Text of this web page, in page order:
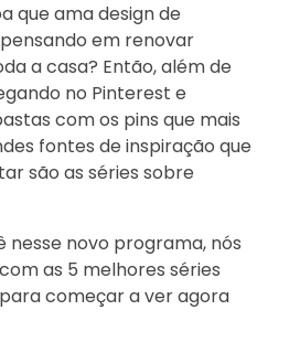
que ama design de
em renovar
a casa? Então, além de
no Pinterest e
com os pins que mais
fontes de inspiração que
são as séries sobre
nesse novo programa, nós
as 5 melhores séries
começar a ver agora